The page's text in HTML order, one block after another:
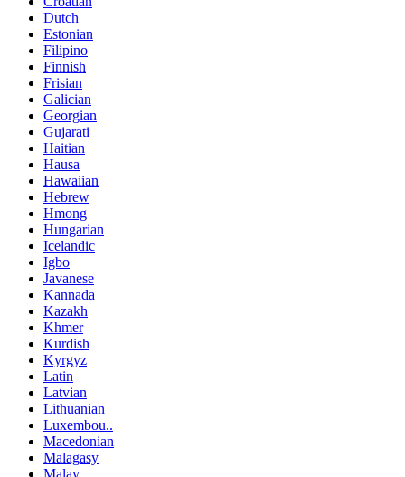
Dutch
Estonian
Filipino
Finnish
Frisian
Galician
Georgian
Gujarati
Haitian
Hausa
Hawaiian
Hebrew
Hmong
Hungarian
Icelandic
Igbo
Javanese
Kannada
Kazakh
Khmer
Kurdish
Kyrgyz
Latin
Latvian
Lithuanian
Luxembou..
Macedonian
Malagasy
Malay